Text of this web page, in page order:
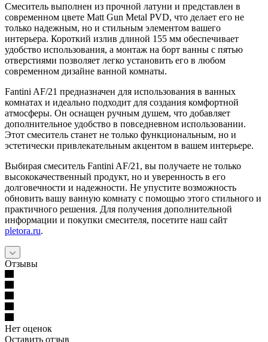
Смеситель выполнен из прочной латуни и представлен в
современном цвете Matt Gun Metal PVD, что делает его не
только надежным, но и стильным элементом вашего
интерьера. Короткий излив длиной 155 мм обеспечивает
удобство использования, а монтаж на борт ванны с пятью
отверстиями позволяет легко установить его в любом
современном дизайне ванной комнаты.
Fantini AF/21 предназначен для использования в ванных
комнатах и идеально подходит для создания комфортной
атмосферы. Он оснащен ручным душем, что добавляет
дополнительное удобство в повседневном использовании.
Этот смеситель станет не только функциональным, но и
эстетически привлекательным акцентом в вашем интерьере.
Выбирая смеситель Fantini AF/21, вы получаете не только
высококачественный продукт, но и уверенность в его
долговечности и надежности. Не упустите возможность
обновить вашу ванную комнату с помощью этого стильного и
практичного решения. Для получения дополнительной
информации и покупки смесителя, посетите наш сайт
pletora.ru.
Отзывы
Нет оценок
Оставить отзыв